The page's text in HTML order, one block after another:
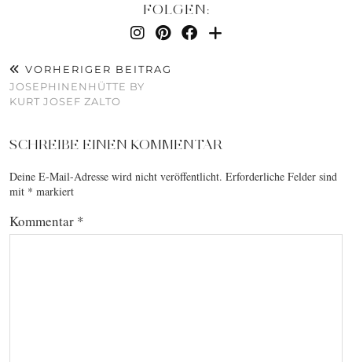
FOLGEN:
VORHERIGER BEITRAG
JOSEPHINENHÜTTE BY
KURT JOSEF ZALTO
SCHREIBE EINEN KOMMENTAR
Deine E-Mail-Adresse wird nicht veröffentlicht. Erforderliche Felder sind
mit * markiert
Kommentar *